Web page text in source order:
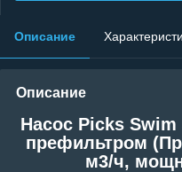
Описание
Описание
Насос Picks Swim
префильтром
м3/ч,